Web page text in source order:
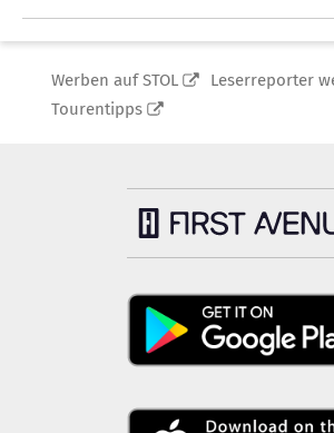
Werben auf STOL
Leserreporter
Tourentipps